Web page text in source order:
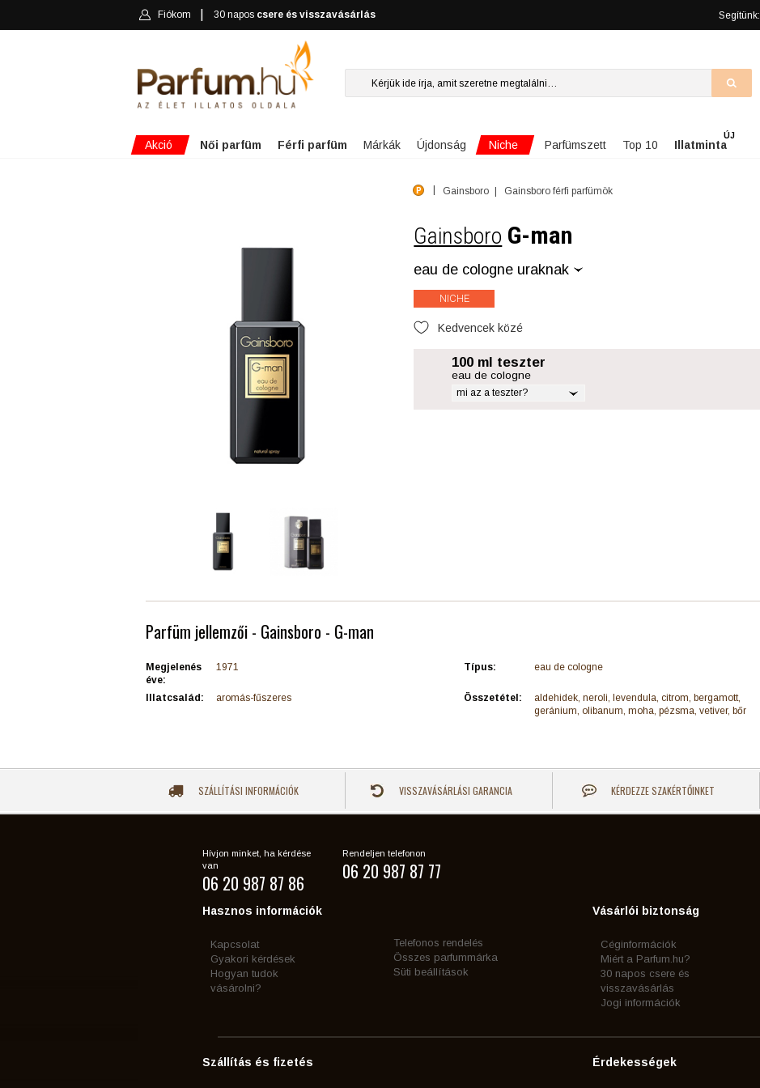
Fiókom 30 napos csere és visszavásárlás Segítünk:
Akció Női parfüm Férfi parfüm Márkák Újdonság Niche Parfümszett Top 10 Illatminta
ÚJ
Gainsboro Gainsboro férfi parfümök
Gainsboro G-man
eau de cologne uraknak
NICHE
Kedvencek közé
100 ml teszter
eau de cologne
mi az a teszter?
Parfüm jellemzői - Gainsboro - G-man
Megjelenés
éve:
1971 Típus: eau de cologne
Illatcsalád: aromás-fűszeres Összetétel:
aldehidek, neroli, levendula, citrom, bergamott,
geránium, olibanum, moha, pézsma, vetiver, bőr
SZÁLLÍTÁSI INFORMÁCIÓK VISSZAVÁSÁRLÁSI GARANCIA KÉRDEZZE SZAKÉRTŐINKET
Hívjon minket, ha kérdése
van
06 20 987 87 86
Rendeljen telefonon
06 20 987 87 77
Hasznos információk
Kapcsolat
Gyakori kérdések
Hogyan tudok
vásárolni?
Telefonos rendelés
Összes parfummárka
Süti beállítások
Vásárlói biztonság
Céginformációk
Miért a Parfum.hu?
30 napos csere és
visszavásárlás
Jogi információk
Szállítás és fizetés Érdekességek